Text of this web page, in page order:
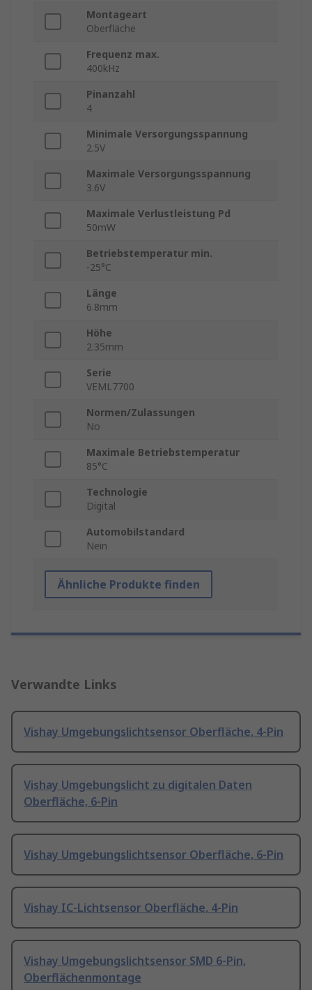
Montageart
Oberfläche
Frequenz max.
400kHz
Pinanzahl
4
Minimale Versorgungsspannung
2.5V
Maximale Versorgungsspannung
3.6V
Maximale Verlustleistung Pd
50mW
Betriebstemperatur min.
-25°C
Länge
6.8mm
Höhe
2.35mm
Serie
VEML7700
Normen/Zulassungen
No
Maximale Betriebstemperatur
85°C
Technologie
Digital
Automobilstandard
Nein
Ähnliche Produkte finden
Verwandte Links
Vishay Umgebungslichtsensor Oberfläche, 4-Pin
Vishay Umgebungslicht zu digitalen Daten
Oberfläche, 6-Pin
Vishay Umgebungslichtsensor Oberfläche, 6-Pin
Vishay IC-Lichtsensor Oberfläche, 4-Pin
Vishay Umgebungslichtsensor SMD 6-Pin,
Oberflächenmontage